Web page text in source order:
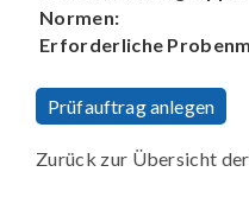
Normen:
Erforderliche
Prüfauftrag anlegen
Zurück zur Übersicht